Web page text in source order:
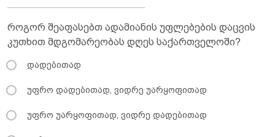
როგორ შეაფასებთ ადამიანის უფლებების დაცვის
კუთხით მდგომარეობას დღეს საქართველოში?
დადებითად
უფრო დადებითად, ვიდრე უარყოფითად
უფრო უარყოფითად, ვიდრე დადებითად